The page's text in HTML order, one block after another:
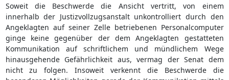
Soweit die Beschwerde die Ansicht vertritt, von einem
innerhalb der Justizvollzugsanstalt unkontrolliert durch den
Angeklagten auf seiner Zelle betriebenen Personalcomputer
ginge keine gegenüber der dem Angeklagten gestatteten
Kommunikation auf schriftlichem und mündlichem Wege
hinausgehende Gefährlichkeit aus, vermag der Senat dem
nicht zu folgen. Insoweit verkennt die Beschwerde die